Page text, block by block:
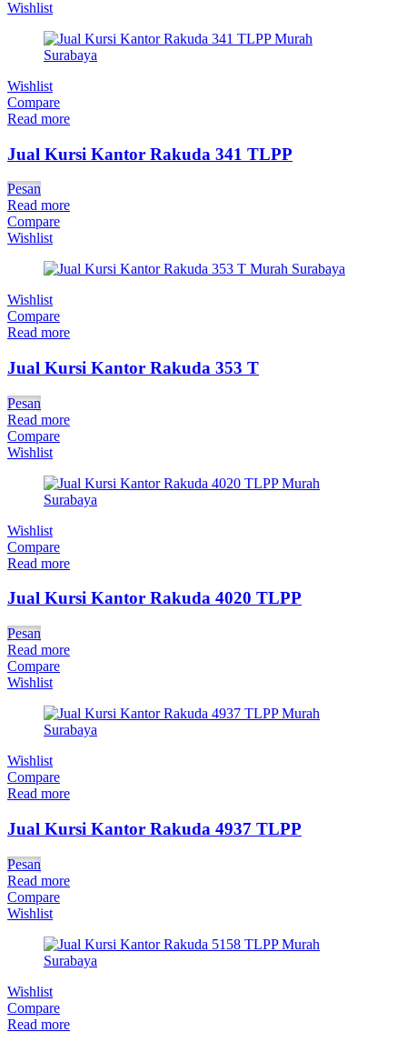
Wishlist
Wishlist
Compare
Read more
Jual Kursi Kantor Rakuda 341 TLPP
Pesan
Read more
Compare
Wishlist
Wishlist
Compare
Read more
Jual Kursi Kantor Rakuda 353 T
Pesan
Read more
Compare
Wishlist
Wishlist
Compare
Read more
Jual Kursi Kantor Rakuda 4020 TLPP
Pesan
Read more
Compare
Wishlist
Wishlist
Compare
Read more
Jual Kursi Kantor Rakuda 4937 TLPP
Pesan
Read more
Compare
Wishlist
Wishlist
Compare
Read more